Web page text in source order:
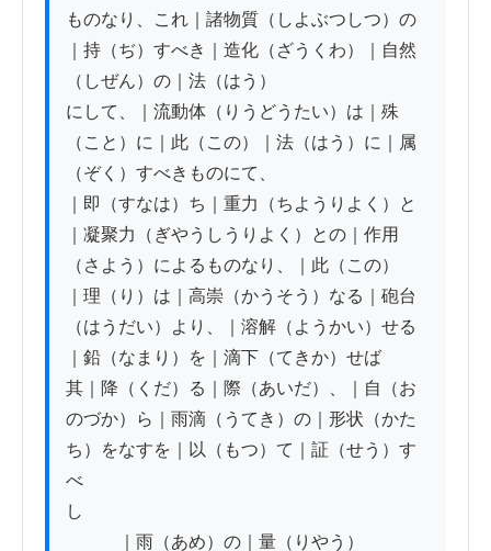
ものなり、これ｜諸物質（しよぶつしつ）の
｜持（ぢ）すべき｜造化（ざうくわ）｜自然
（しぜん）の｜法（はう）
にして、｜流動体（りうどうたい）は｜殊
（こと）に｜此（この）｜法（はう）に｜属
（ぞく）すべきものにて、
｜即（すなは）ち｜重力（ちようりよく）と
｜凝聚力（ぎやうしうりよく）との｜作用
（さよう）によるものなり、｜此（この）
｜理（り）は｜高崇（かうそう）なる｜砲台
（はうだい）より、｜溶解（ようかい）せる
｜鉛（なまり）を｜滴下（てきか）せば
其｜降（くだ）る｜際（あいだ）、｜自（お
のづか）ら｜雨滴（うてき）の｜形状（かた
ち）をなすを｜以（もつ）て｜証（せう）す
べ
し
｜雨（あめ）の｜量（りやう）